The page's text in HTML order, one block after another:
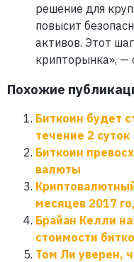
решение для
повысит
активов. Этот
крипторынка», —
Похожие
Биткоин будет
течение 2 суток
Биткоин
валюты
месяцев 2017
Брайан Келли
стоимости
Том Ли уверен,